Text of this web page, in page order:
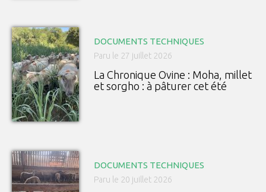
DOCUMENTS TECHNIQUES
Paru le 27 juillet 2026
La Chronique Ovine : Moha, millet
et sorgho : à pâturer cet été
DOCUMENTS TECHNIQUES
Paru le 20 juillet 2026